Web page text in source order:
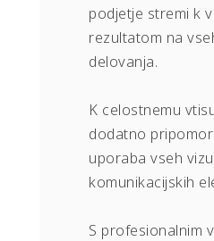
podjetje stremi k
rezultatom na
delovanja.
K celostnemu
dodatno
uporaba vseh
komunikacijskih
S profesionalnim